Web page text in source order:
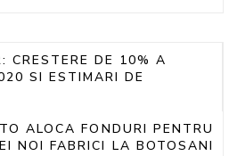
CRESTERE DE 10% A
SI ESTIMARI DE
ALOCA FONDURI PENTRU
NOI FABRICI LA BOTOSANI